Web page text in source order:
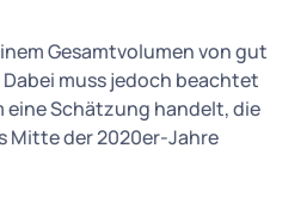
Gesamtvolumen von gut
Dabei muss jedoch beachtet
eine Schätzung handelt, die
Mitte der 2020er-Jahre